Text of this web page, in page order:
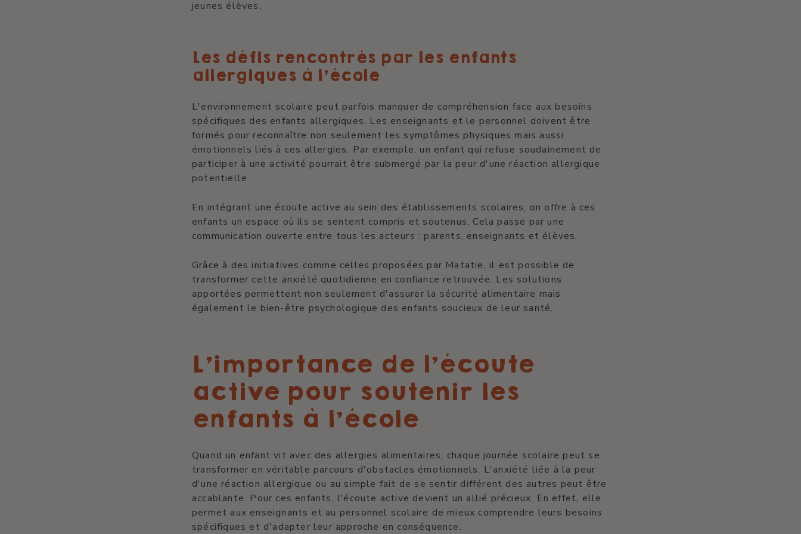
jeunes élèves.
Les défis rencontrés par les enfants
allergiques à l'école
L'environnement scolaire peut parfois manquer de compréhension face aux besoins
spécifiques des enfants allergiques. Les enseignants et le personnel doivent être
formés pour reconnaître non seulement les symptômes physiques mais aussi
émotionnels liés à ces allergies. Par exemple, un enfant qui refuse soudainement de
participer à une activité pourrait être submergé par la peur d'une réaction allergique
potentielle.
En intégrant une écoute active au sein des établissements scolaires, on offre à ces
enfants un espace où ils se sentent compris et soutenus. Cela passe par une
communication ouverte entre tous les acteurs : parents, enseignants et élèves.
Grâce à des initiatives comme celles proposées par Matatie, il est possible de
transformer cette anxiété quotidienne en confiance retrouvée. Les solutions
apportées permettent non seulement d'assurer la sécurité alimentaire mais
également le bien-être psychologique des enfants soucieux de leur santé.
L'importance de l'écoute
active pour soutenir les
enfants à l'école
Quand un enfant vit avec des allergies alimentaires, chaque journée scolaire peut se
transformer en véritable parcours d'obstacles émotionnels. L'anxiété liée à la peur
d'une réaction allergique ou au simple fait de se sentir différent des autres peut être
accablante. Pour ces enfants, l'écoute active devient un allié précieux. En effet, elle
permet aux enseignants et au personnel scolaire de mieux comprendre leurs besoins
spécifiques et d'adapter leur approche en conséquence.